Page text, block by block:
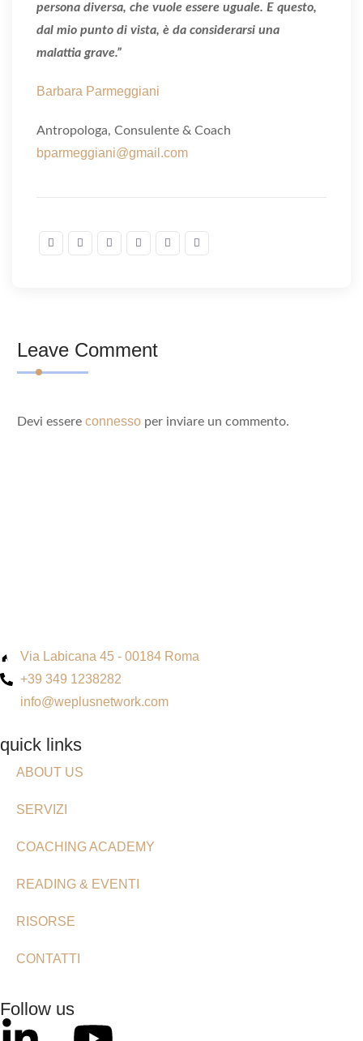
persona diversa, che vuole essere uguale. E questo,
dal mio punto di vista, è da considerarsi una
malattia grave.”
Barbara Parmeggiani
Antropologa, Consulente & Coach
bparmeggiani@gmail.com
Leave Comment
Devi essere connesso per inviare un commento.
Via Labicana 45 - 00184 Roma
+39 349 1238282
info@weplusnetwork.com
quick links
ABOUT US
SERVIZI
COACHING ACADEMY
READING & EVENTI
RISORSE
CONTATTI
Follow us